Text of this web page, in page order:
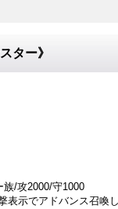
ター》
/攻2000/守1000
表示でアドバンス召喚